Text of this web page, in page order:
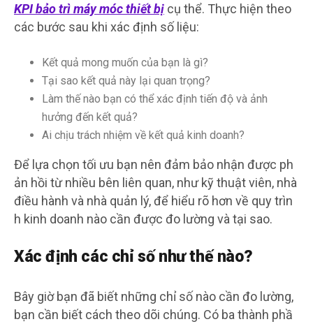
KPI bảo trì máy móc thiết bị cụ thể. Thực hiện theo
các bước sau khi xác định số liệu:
Kết quả mong muốn của bạn là gì?
Tại sao kết quả này lại quan trọng?
Làm thế nào bạn có thể xác định tiến độ và ảnh
hưởng đến kết quả?
Ai chịu trách nhiệm về kết quả kinh doanh?
Để lựa chọn tối ưu bạn nên đảm bảo nhận được ph
ản hồi từ nhiều bên liên quan, như kỹ thuật viên, nhà
điều hành và nhà quản lý, để hiểu rõ hơn về quy trìn
h kinh doanh nào cần được đo lường và tại sao.
Xác định các chỉ số như thế nào?
Bây giờ bạn đã biết những chỉ số nào cần đo lường,
bạn cần biết cách theo dõi chúng. Có ba thành phầ